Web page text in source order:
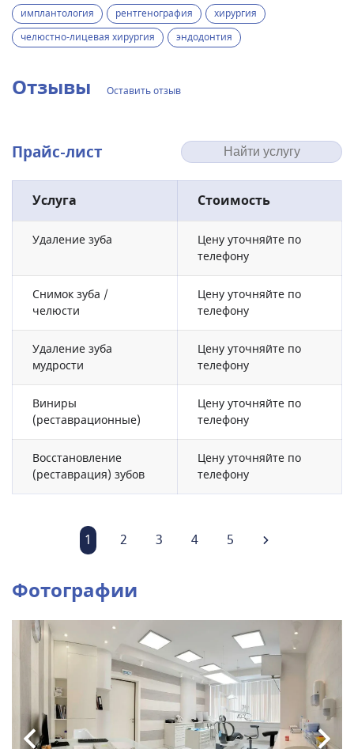
имплантология рентгенография
хирургия
челюстно-лицевая хирургия
эндодонтия
Отзывы Оставить отзыв
Прайс-лист
Услуга Стоимость
Удаление зуба
Цену уточняйте по
телефону
Снимок зуба /
челюсти
Цену уточняйте по
телефону
Удаление зуба
мудрости
Цену уточняйте по
телефону
Виниры
(реставрационные)
Цену уточняйте по
телефону
Восстановление
(реставрация) зубов
Цену уточняйте по
телефону
1 2 3 4 5
Фотографии